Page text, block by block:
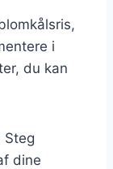
i
du kan
Steg
dine